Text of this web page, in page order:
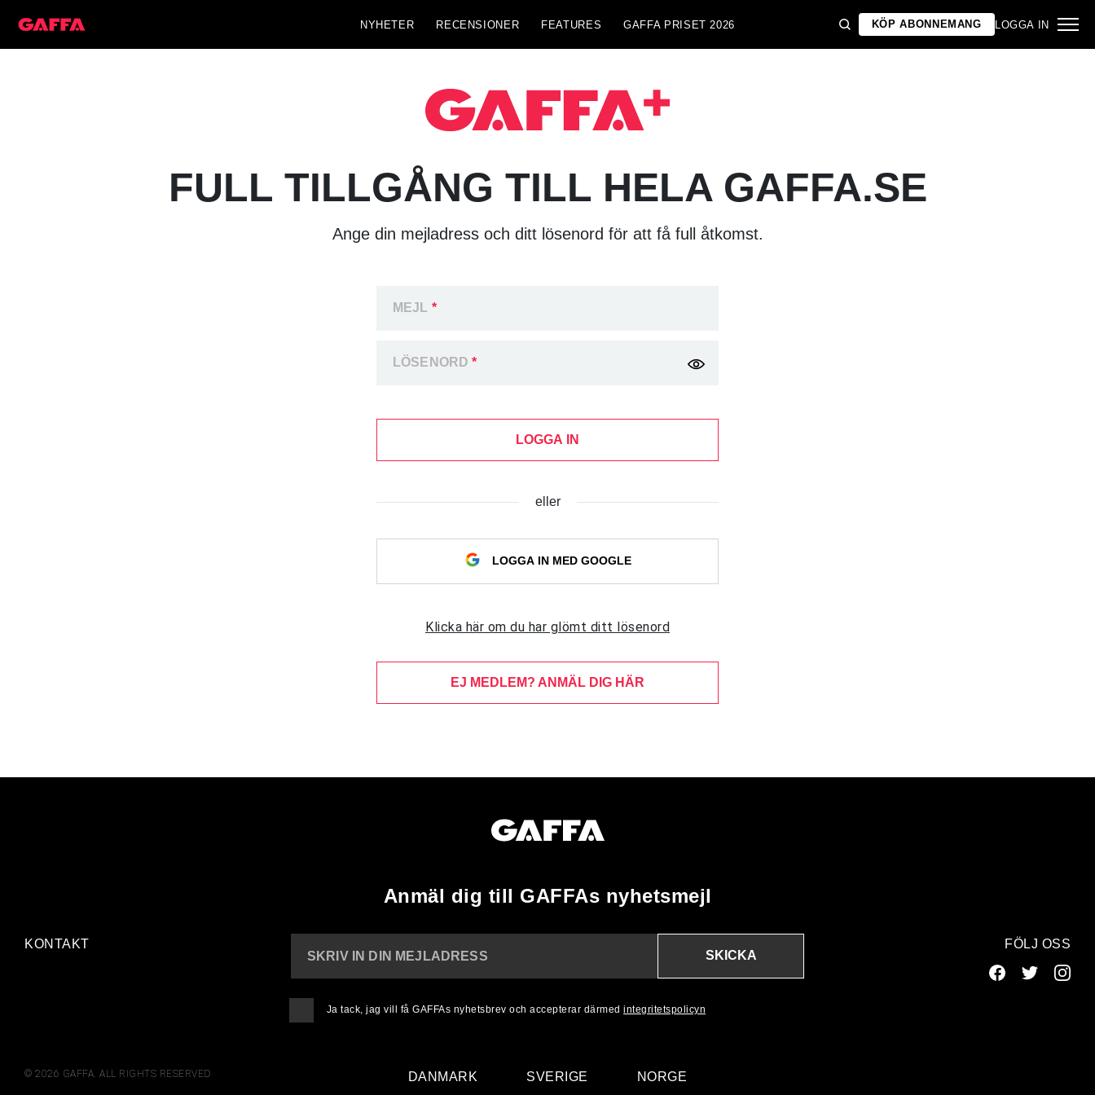
NYHETER RECENSIONER FEATURES GAFFA PRISET 2026 KÖP ABONNEMANG LOGGA IN
FULL TILLGÅNG TILL HELA GAFFA.SE
Ange din mejladress och ditt lösenord för att få full åtkomst.
MEJL *
LÖSENORD*
LOGGA IN
eller
LOGGA IN MED GOOGLE
Klicka här om du har glömt ditt lösenord
EJ MEDLEM? ANMÄL DIG HÄR
Anmäl dig till GAFFAs nyhetsmejl
KONTAKT
SKRIV IN DIN MEJLADRESS
SKICKA
Ja tack, jag vill få GAFFAs nyhetsbrev och accepterar därmed integritetspolicyn
FÖLJ OSS
© 2026 GAFFA. ALL RIGHTS RESERVED DANMARK SVERIGE NORGE